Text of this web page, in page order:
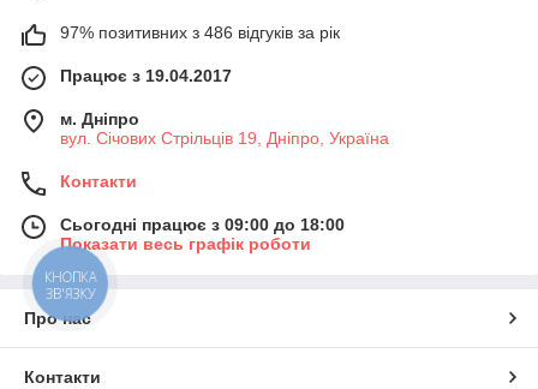
97% позитивних з 486 відгуків за рік
Працює з 19.04.2017
м. Дніпро
вул. Січових Стрільців 19, Дніпро, Україна
Контакти
Сьогодні працює з 09:00 до 18:00
Показати весь графік роботи
Про нас
Контакти
КНОПКА
ЗВ'ЯЗКУ